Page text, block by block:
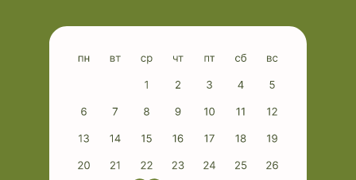
15:00
15:20